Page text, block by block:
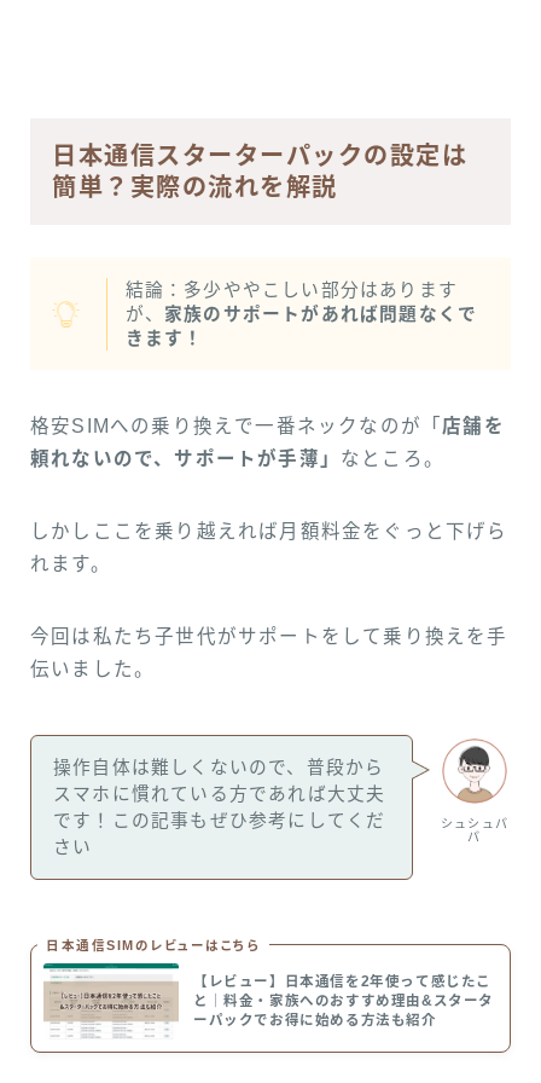
日本通信スターターパックの設定は
簡単？実際の流れを解説
結論：多少ややこしい部分はあります
が、 家族のサポートがあれば問題なくで
きます！
格安SIMへの乗り換えで一番ネックなのが「 店舗を
頼れないので、サポートが手薄」 なところ。
しかしここを乗り越えれば月額料金をぐっと下げら
れます。
今回は私たち子世代がサポートをして乗り換えを手
伝いました。
シュシュパ
パ
操作自体は難しくないので、普段から
スマホに慣れている方であれば大丈夫
です！この記事もぜひ参考にしてくだ
さい
日本通信SIMのレビューはこちら
【レビュー】日本通信を2年使って感じたこ
と｜料金・家族へのおすすめ理由&スタータ
ーパックでお得に始める方法も紹介